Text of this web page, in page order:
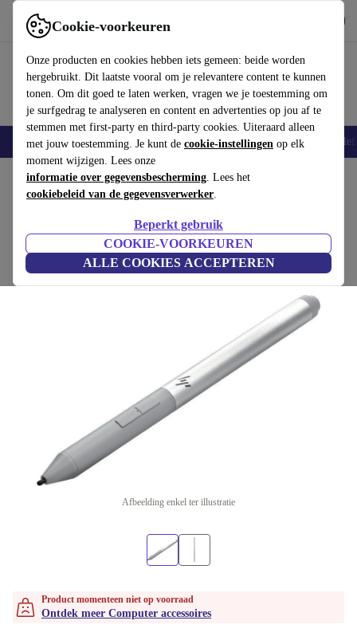
Cookie-voorkeuren
Onze producten en cookies hebben iets gemeen: beide worden
hergebruikt. Dit laatste vooral om je relevantere content te kunnen
tonen. Om dit goed te laten werken, vragen we je toestemming om
je surfgedrag te analyseren en content en advertenties op jou af te
stemmen met first-party en third-party cookies. Uiteraard alleen
met jouw toestemming. Je kunt de cookie-instellingen op elk
moment wijzigen. Lees onze
informatie over gegevensbescherming. Lees het
cookiebeleid van de gegevensverwerker.
Beperkt gebruik
COOKIE-VOORKEUREN
ALLE COOKIES ACCEPTEREN
Gebruik refurbed snel en eenvoudig
Smartphones Laptops Tablets Smartwatches Accessoires
Home Producten Toebehoor Computer accessoires
HP Rechargeable Active Pen G3
6SG43AA | Zilver
(5 beoordelingen)
Afbeelding enkel ter illustratie
Product momenteen niet op voorraad
Ontdek meer Computer accessoires